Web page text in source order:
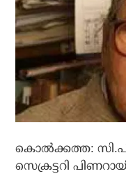
കൊല്‍ക്കത്ത:
സെക്രട്ടറി